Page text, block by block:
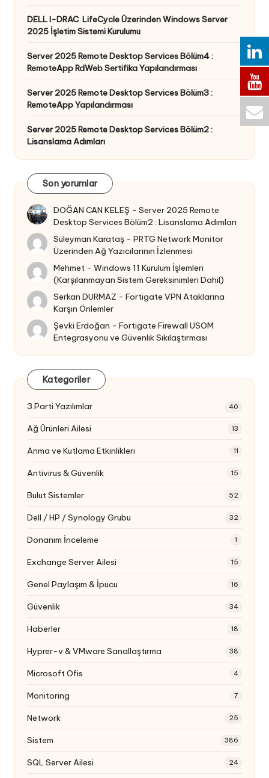
DELL I-DRAC LifeCycle Üzerinden Windows Server
2025 İşletim Sistemi Kurulumu
Server 2025 Remote Desktop Services Bölüm4 :
RemoteApp RdWeb Sertifika Yapılandırması
Server 2025 Remote Desktop Services Bölüm3 :
RemoteApp Yapılandırması
Server 2025 Remote Desktop Services Bölüm2 :
Lisanslama Adımları
Son yorumlar
DOĞAN CAN KELEŞ -Server 2025 Remote
Desktop Services Bölüm2 : Lisanslama Adımları
Süleyman Karataş -PRTG Network Monitor
Üzerinden Ağ Yazıcılarının İzlenmesi
Mehmet -Windows 11 Kurulum İşlemleri
(Karşılanmayan Sistem Gereksinimleri Dahil)
Serkan DURMAZ -Fortigate VPN Ataklarına
Karşın Önlemler
Şevki Erdoğan -Fortigate Firewall USOM
Entegrasyonu ve Güvenlik Sıkılaştırması
Kategoriler
3.Parti Yazılımlar 40
Ağ Ürünleri Ailesi 13
Anma ve Kutlama Etkinlikleri 11
Antivirus & Güvenlik 15
Bulut Sistemler 52
Dell / HP / Synology Grubu 32
Donanım İnceleme 1
Exchange Server Ailesi 15
Genel Paylaşım & İpucu 16
Güvenlik 34
Haberler 18
Hyprer-v & VMware Sanallaştırma 38
Microsoft Ofis 4
Monitoring 7
Network 25
Sistem 386
SQL Server Ailesi 24